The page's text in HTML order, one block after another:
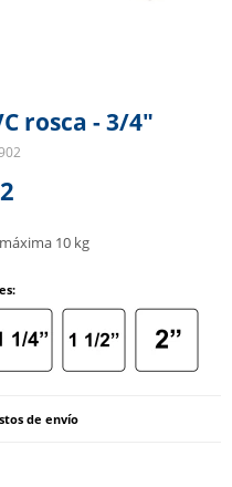
rosca - 3/4"
10 kg
de envío